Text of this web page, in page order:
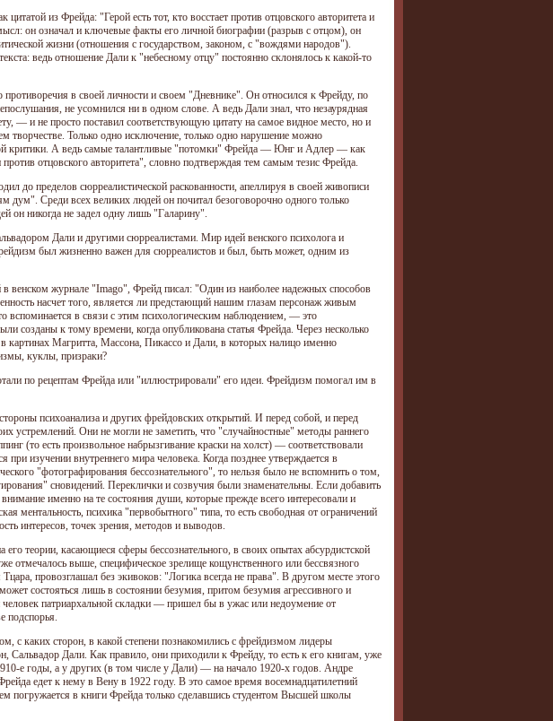
из Фрейда: "Герой есть тот, кто восстает против отцовского авторитета и
он означал и ключевые факты его личной биографии (разрыв с отцом), он
жизни (отношения с государством, законом, с "вождями народов").
ведь отношение Дали к "небесному отцу" постоянно склонялось к какой-то
в своей личности и своем "Дневнике". Он относился к Фрейду, по
не усомнился ни в одном слове. А ведь Дали знал, что незаурядная
— и не просто поставил соответствующую цитату на самое видное место, но и
творчестве. Только одно исключение, только одно нарушение можно
критики. А ведь самые талантливые "потомки" Фрейда — Юнг и Адлер — как
отцовского авторитета", словно подтверждая тем самым тезис Фрейда.
до пределов сюрреалистической раскованности, апеллируя в своей живописи
дум". Среди всех великих людей он почитал безоговорочно одного только
он никогда не задел одну лишь "Галарину".
Дали и другими сюрреалистами. Мир идей венского психолога и
был жизненно важен для сюрреалистов и был, быть может, одним из
венском журнале "Imago", Фрейд писал: "Один из наиболее надежных способов
насчет того, является ли предстающий нашим глазам персонаж живым
вспоминается в связи с этим психологическим наблюдением, — это
созданы к тому времени, когда опубликована статья Фрейда. Через несколько
картинах Магритта, Массона, Пикассо и Дали, в которых налицо именно
куклы, призраки?
по рецептам Фрейда или "иллюстрировали" его идеи. Фрейдизм помогал им в
психоанализа и других фрейдовских открытий. И перед собой, и перед
устремлений. Они не могли не заметить, что "случайностные" методы раннего
(то есть произвольное набрызгивание краски на холст) — соответствовали
изучении внутреннего мира человека. Когда позднее утверждается в
"фотографирования бессознательного", то нельзя было не вспомнить о том,
сновидений. Переклички и созвучия были знаменательны. Если добавить
именно на те состояния души, которые прежде всего интересовали и
ментальность, психика "первобытного" типа, то есть свободная от ограничений
интересов, точек зрения, методов и выводов.
теории, касающиеся сферы бессознательного, в своих опытах абсурдистской
отмечалось выше, специфическое зрелище кощунственного или бессвязного
провозглашал без экивоков: "Логика всегда не права". В другом месте этого
состояться лишь в состоянии безумия, притом безумия агрессивного и
патриархальной складки — пришел бы в ужас или недоумение от
подспорья.
с каких сторон, в какой степени познакомились с фрейдизмом лидеры
Дали. Как правило, они приходили к Фрейду, то есть к его книгам, уже
е годы, а у других (в том числе у Дали) — на начало 1920-х годов. Андре
едет к нему в Вену в 1922 году. В это самое время восемнадцатилетний
погружается в книги Фрейда только сделавшись студентом Высшей школы